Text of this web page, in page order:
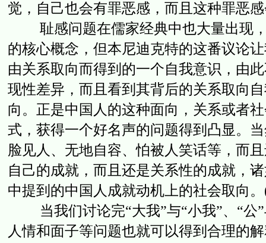
觉，自己也会有罪恶感，而且这种罪恶
耻感问题在儒家经典中也大量出现，
的核心概念，但本尼迪克特的这番议论
由关系取向而得到的一个自我意识，由
现性差异，而且看到其背后的关系取向
向。正是中国人的这种面向，关系或者
式，获得一个好名声的问题得到凸显。
脸见人、无地自容、怕被人笑话等，而
自己的成就，而且还是关系性的成就，
中提到的中国人成就动机上的社会取向。
当我们讨论完“大我”与“小我”、“公”
人情和面子等问题也就可以得到合理的